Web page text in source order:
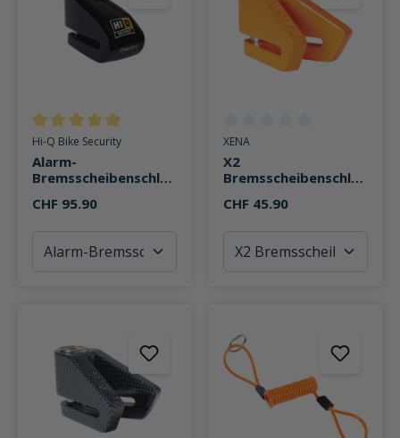
Durchschnittliche Bewertung von 5 von 5 Sternen
Hi-Q Bike Security
Alarm-
Bremsscheibenschlos
CHF 95.90
Durchschnittliche Bewertung
XENA
X2
Bremsscheibenschlos
CHF 45.90